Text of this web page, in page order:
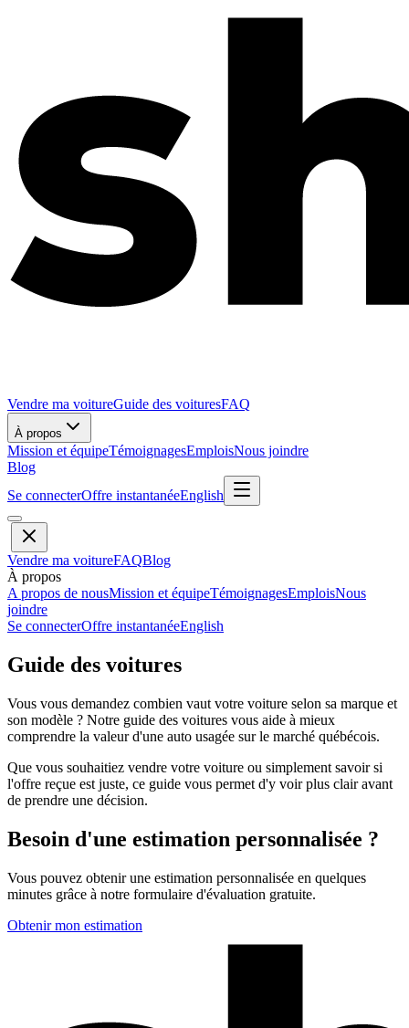
Vendre ma voitureGuide des voituresFAQ
À propos
Mission et équipeTémoignagesEmploisNous joindre
Blog
Se connecterOffre instantanéeEnglish
Vendre ma voitureFAQBlog
À propos
A propos de nousMission et équipeTémoignagesEmploisNous
joindre
Se connecterOffre instantanéeEnglish
Guide des voitures
Vous vous demandez combien vaut votre voiture selon sa marque et
son modèle ? Notre guide des voitures vous aide à mieux
comprendre la valeur d'une auto usagée sur le marché québécois.
Que vous souhaitiez vendre votre voiture ou simplement savoir si
l'offre reçue est juste, ce guide vous permet d'y voir plus clair avant
de prendre une décision.
Besoin d'une estimation personnalisée ?
Vous pouvez obtenir une estimation personnalisée en quelques
minutes grâce à notre formulaire d'évaluation gratuite.
Obtenir mon estimation